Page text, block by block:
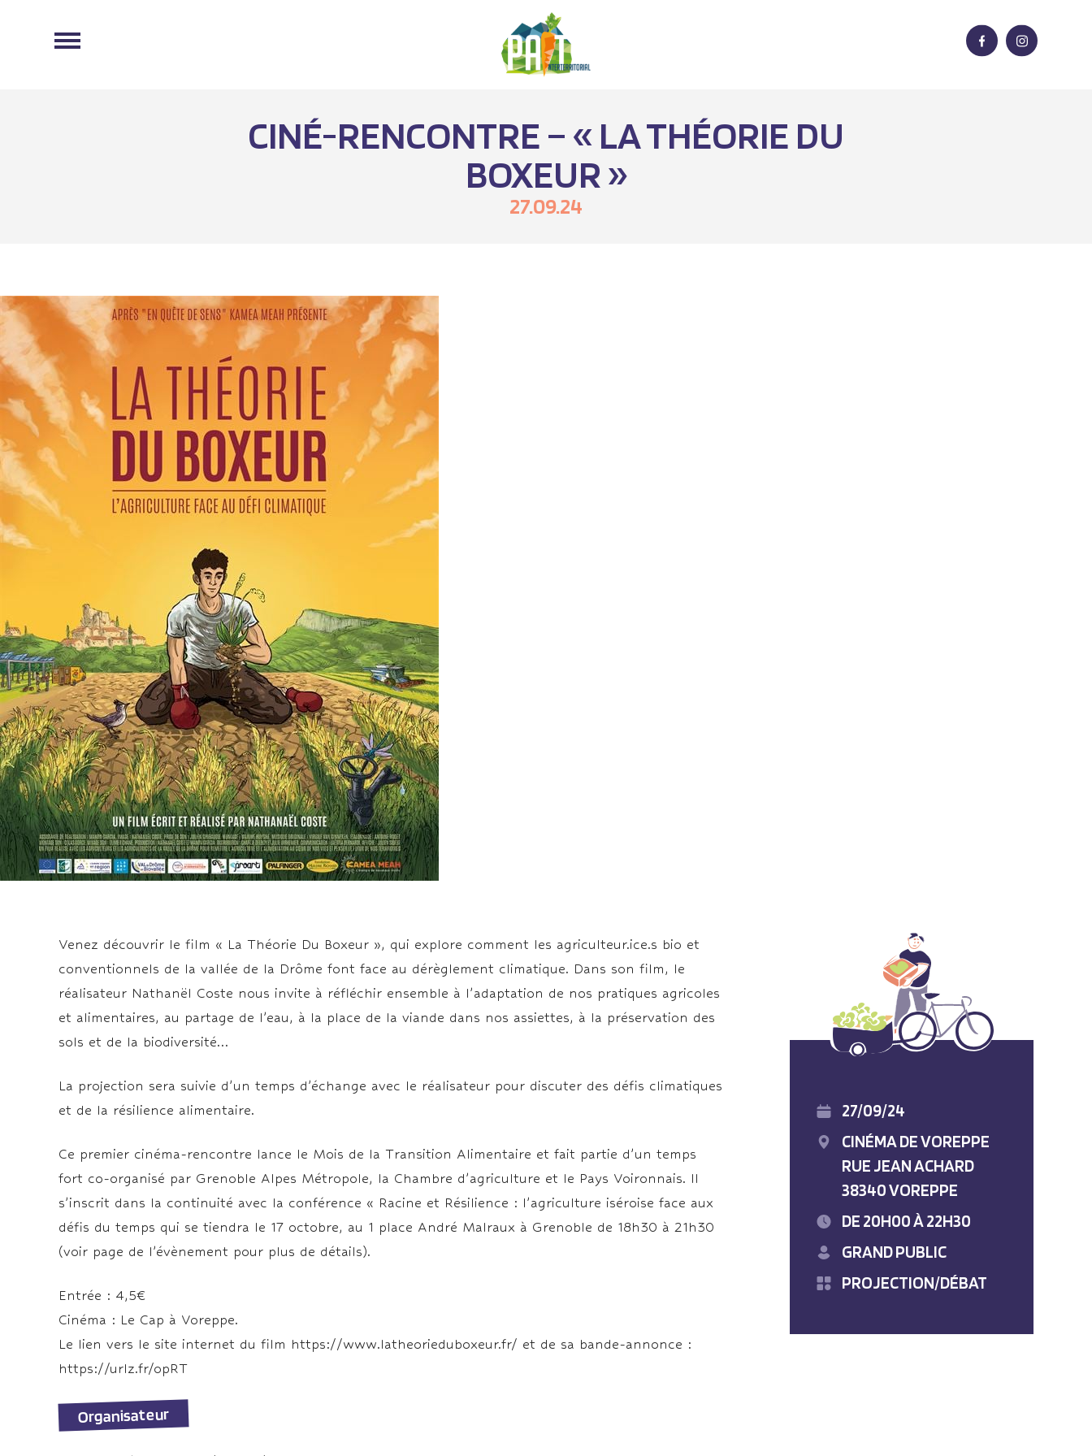
CINÉ-RENCONTRE – « LA THÉORIE DU
BOXEUR »
27.09.24
Venez découvrir le film « La Théorie Du Boxeur », qui explore comment les agriculteur.ice.s bio et
conventionnels de la vallée de la Drôme font face au dérèglement climatique. Dans son film, le
réalisateur Nathanël Coste nous invite à réfléchir ensemble à l’adaptation de nos pratiques agricoles
et alimentaires, au partage de l’eau, à la place de la viande dans nos assiettes, à la préservation des
sols et de la biodiversité…
La projection sera suivie d’un temps d’échange avec le réalisateur pour discuter des défis climatiques
et de la résilience alimentaire.
Ce premier cinéma-rencontre lance le Mois de la Transition Alimentaire et fait partie d’un temps
fort co-organisé par Grenoble Alpes Métropole, la Chambre d’agriculture et le Pays Voironnais. Il
s’inscrit dans la continuité avec la conférence « Racine et Résilience : l’agriculture iséroise face aux
défis du temps qui se tiendra le 17 octobre, au 1 place André Malraux à Grenoble de 18h30 à 21h30
(voir page de l’évènement pour plus de détails).
Entrée : 4,5€
Cinéma : Le Cap à Voreppe.
Le lien vers le site internet du film https://www.latheorieduboxeur.fr/ et de sa bande-annonce :
https://urlz.fr/opRT
Organisateur
27/09/24
CINÉMA DE VOREPPE
RUE JEAN ACHARD
38340 VOREPPE
DE 20H00 À 22H30
GRAND PUBLIC
PROJECTION/DÉBAT